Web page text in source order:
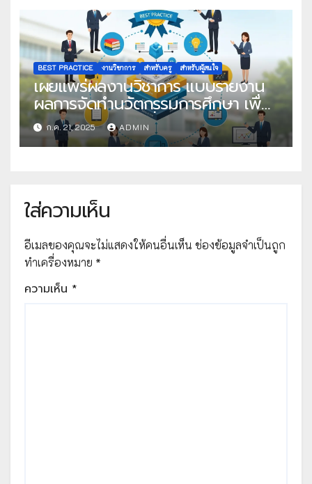
BEST PRACTICE งานวิชาการ สำหรับครู สำหรับผู้สนใจ
เผยแพร่ผลงานวิชาการ แบบรายงาน
ผลการจัดทำนวัตกรรมการศึกษา เพื่อ
คัดเลือกวิธีปฏิบัติที่เป็นเลิศ
ก.ค. 21, 2025 ADMIN
ใส่ความเห็น
อีเมลของคุณจะไม่แสดงให้คนอื่นเห็น ช่องข้อมูลจำเป็นถูก
ทำเครื่องหมาย *
ความเห็น *